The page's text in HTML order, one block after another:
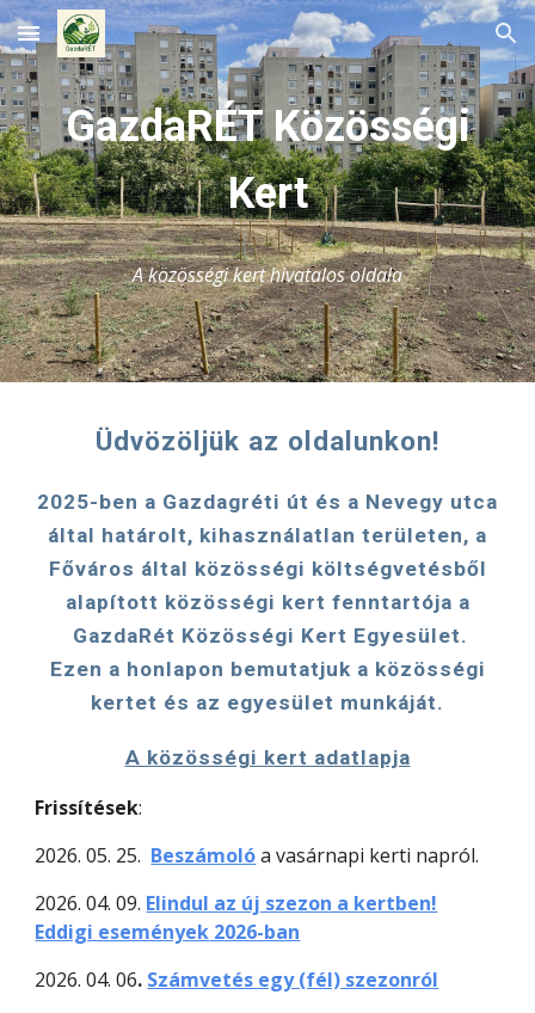
Skip to main content Skip to navigation
GazdaRÉT Közösségi
Kert
A közösségi kert hivatalos oldala
Üdvözöljük az oldalunkon!
2025-ben a Gazdagréti út és a Nevegy utca
által határolt, kihasználatlan területen, a
Főváros által közösségi költségvetésből
alapított közösségi kert fenntartója a
GazdaRét Közösségi Kert Egyesület.
Ezen a honlapon bemutatjuk a közösségi
kertet és az egyesület munkáját.
A közösségi kert adatlapja
Frissítések:
2026. 05. 25. Beszámoló a vasárnapi kerti napról.
2026. 04. 09. Elindul az új szezon a kertben!
Eddigi események 2026-ban
2026. 04. 06. Számvetés egy (fél) szezonról